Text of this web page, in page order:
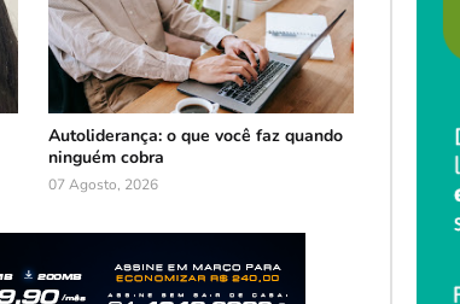
Autoliderança: o que você faz quando
ninguém cobra
07 Agosto, 2026